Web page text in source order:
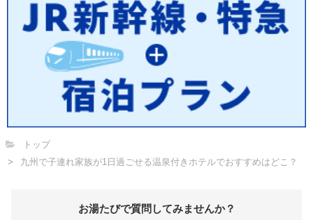
トップ
九州で子連れ家族が1日過ごせる温泉付きホテルでおすすめはどこ？
お湯たびで質問してみませんか？